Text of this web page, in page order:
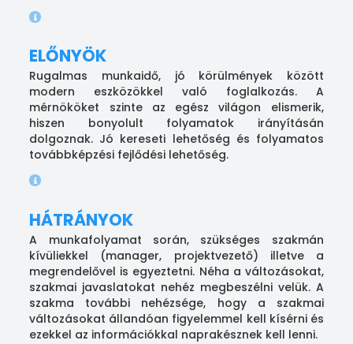
ELŐNYÖK
Rugalmas munkaidő, jó körülmények között
modern eszközökkel való foglalkozás. A
mérnököket szinte az egész világon elismerik,
hiszen bonyolult folyamatok irányításán
dolgoznak. Jó kereseti lehetőség és folyamatos
továbbképzési fejlődési lehetőség.
HÁTRÁNYOK
A munkafolyamat során, szükséges szakmán
kívüliekkel (manager, projektvezető) illetve a
megrendelővel is egyeztetni. Néha a változásokat,
szakmai javaslatokat nehéz megbeszélni velük. A
szakma további nehézsége, hogy a szakmai
változásokat állandóan figyelemmel kell kísérni és
ezekkel az információkkal naprakésznek kell lenni.